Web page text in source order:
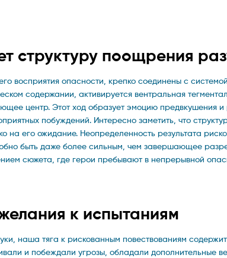
структуру поощрения
восприятия опасности, крепко соединены с
содержании, активируется вентральная
центр. Этот ход образует эмоцию предвкушения
побуждений. Интересно заметить, что
на его ожидание. Неопределенность результата
быть даже более сильным, чем завершающее
сюжета, где герои пребывают в непрерывной
к испытаниям
наша тяга к рискованным повествованиям
и побеждали угрозы, обладали дополнительные